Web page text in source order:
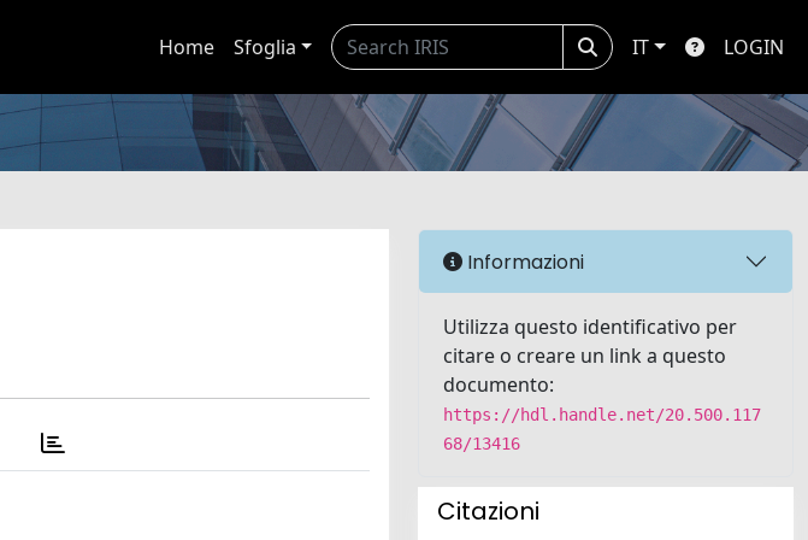
Home Sfoglia IT LOGIN
Informazioni
Utilizza questo identificativo per
citare o creare un link a questo
documento:
https://hdl.handle.net/20.500.117
68/13416
Citazioni